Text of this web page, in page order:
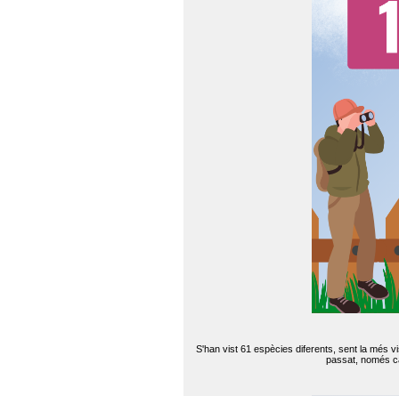
S'han vist 61 espècies diferents, sent la més
passat, només